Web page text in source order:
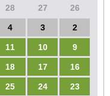
26
27
28
2
3
4
9
10
11
16
17
18
23
24
25